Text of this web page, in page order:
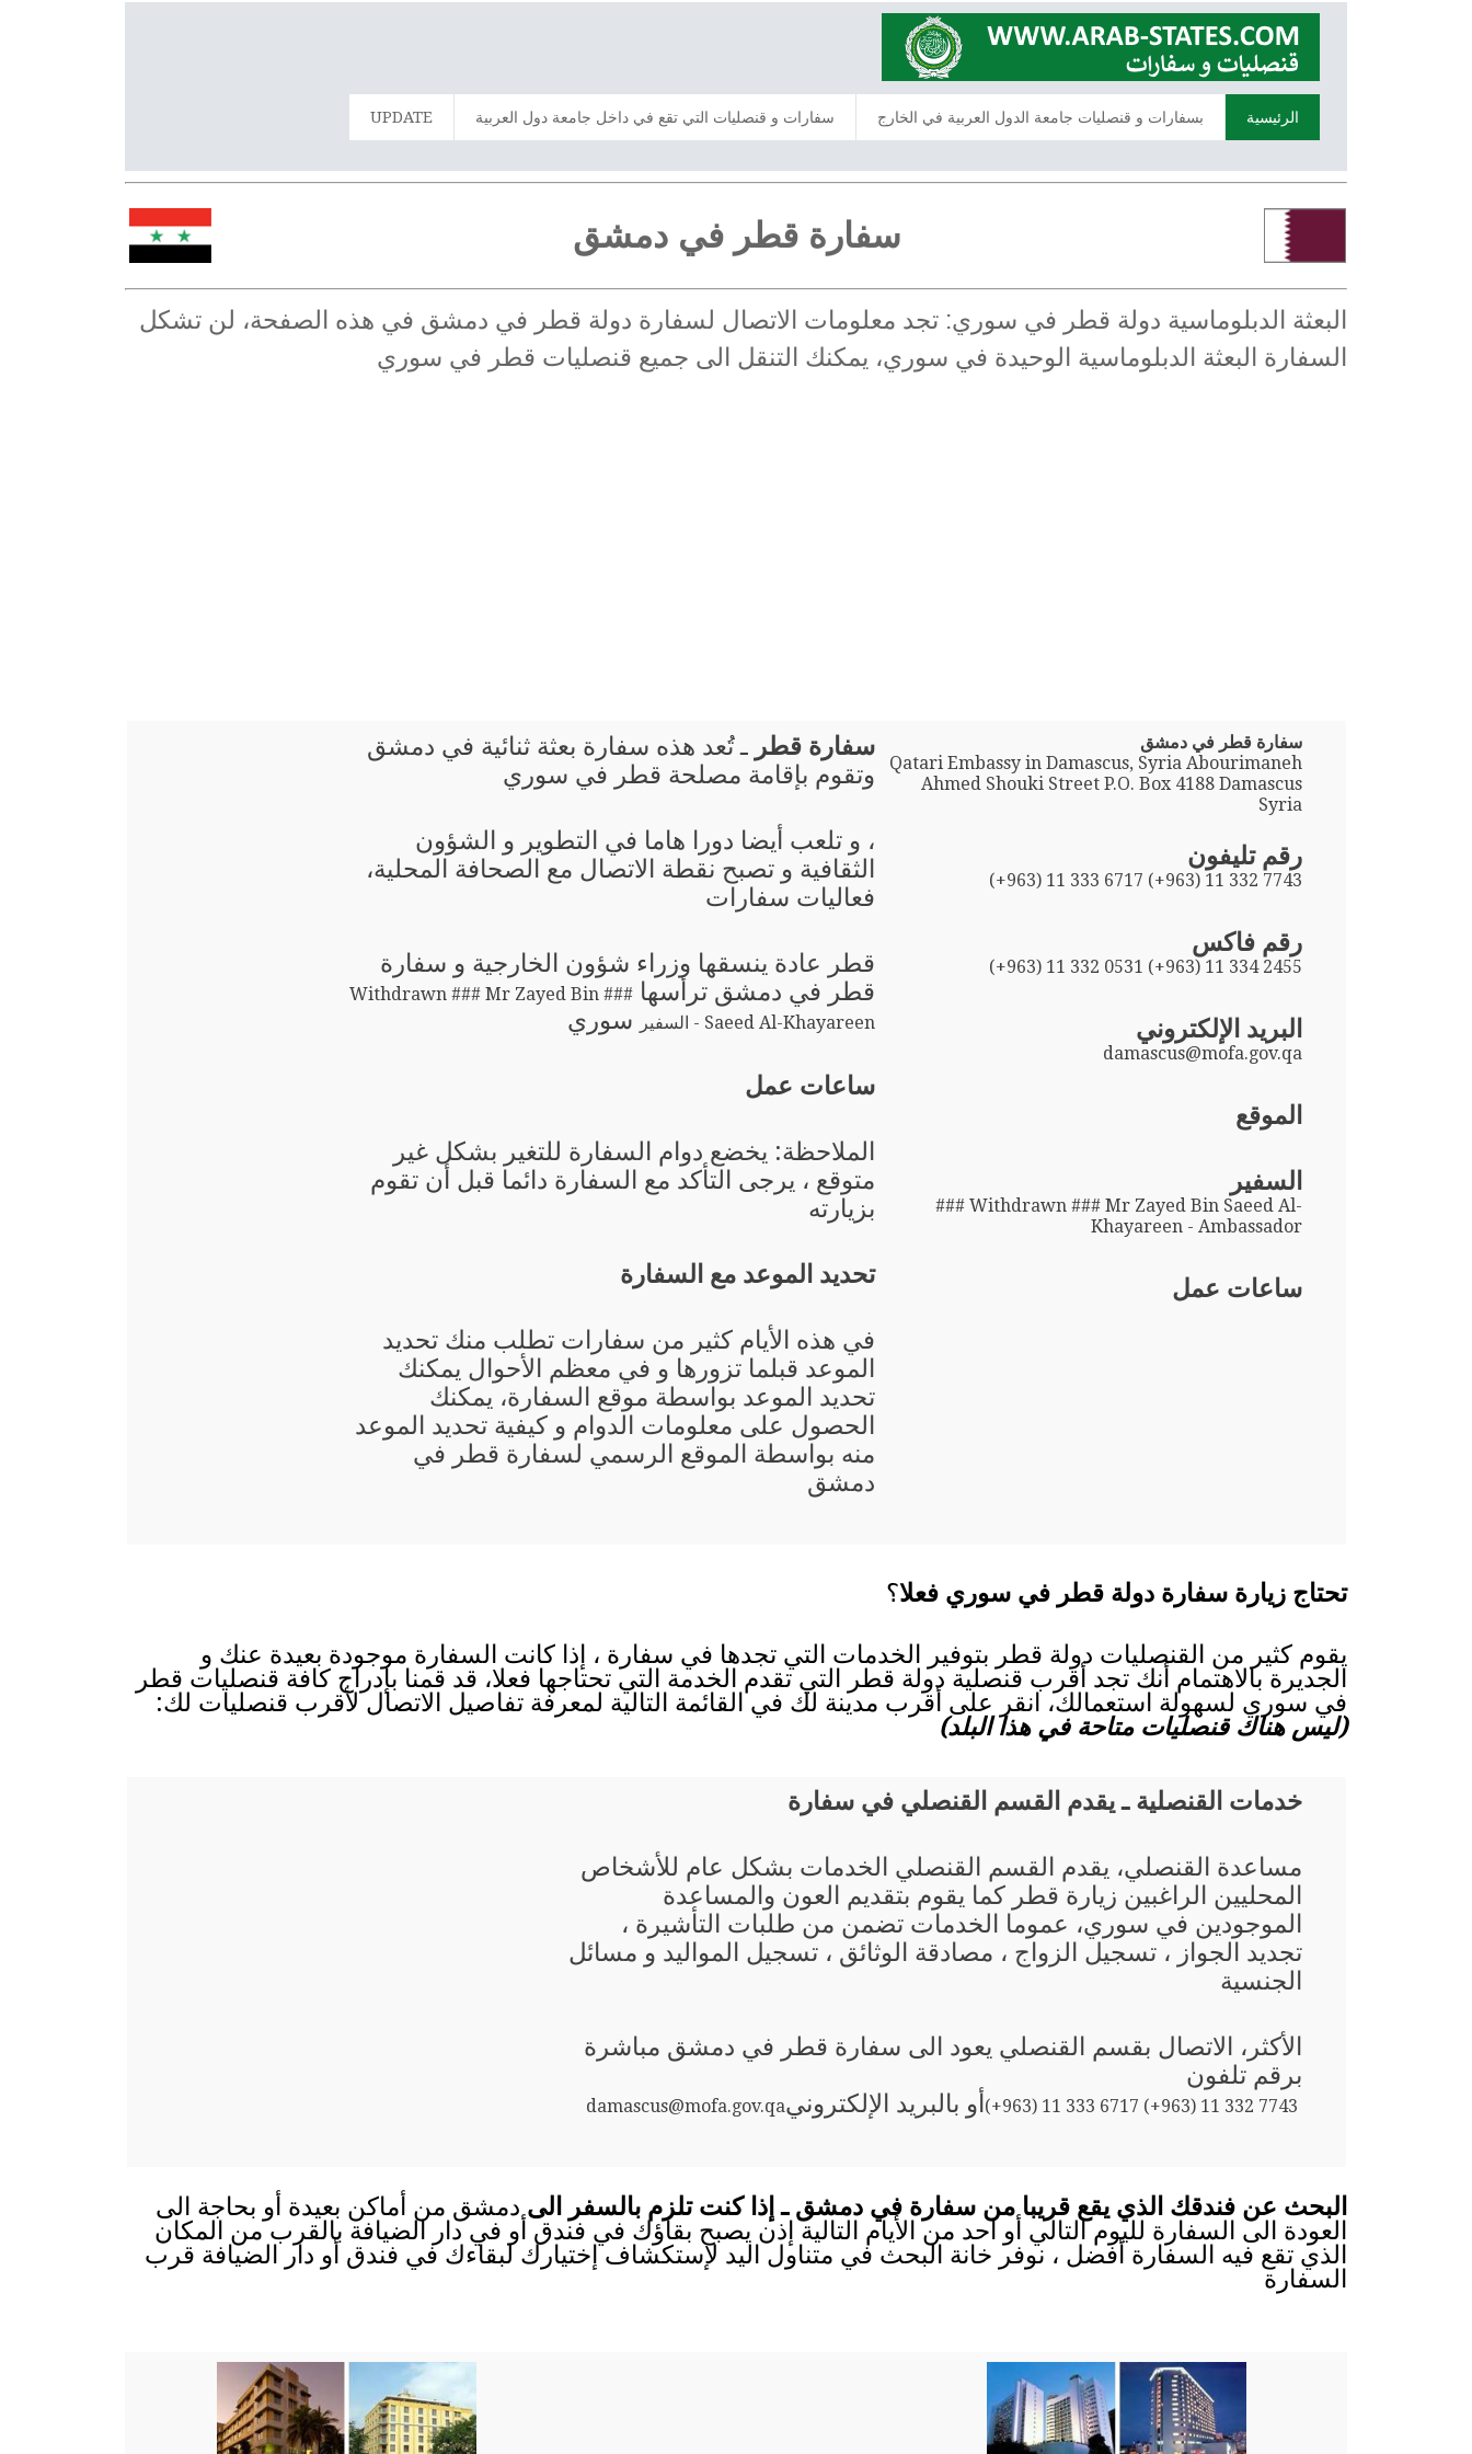
الرئيسية بسفارات و قنصليات جامعة الدول العربية في الخارج سفارات و قنصليات التي تقع في داخل جامعة دول العربية UPDATE
سفارة قطر في دمشق
البعثة الدبلوماسية دولة قطر في سوري: تجد معلومات الاتصال لسفارة دولة قطر في دمشق في هذه الصفحة، لن تشكل
السفارة البعثة الدبلوماسية الوحيدة في سوري، يمكنك التنقل الى جميع قنصليات قطر في سوري
سفارة قطر في دمشق
Qatari Embassy in Damascus, Syria Abourimaneh
Ahmed Shouki Street P.O. Box 4188 Damascus
Syria
رقم تليفون
(+963) 11 333 6717 (+963) 11 332 7743
رقم فاكس
(+963) 11 332 0531 (+963) 11 334 2455
البريد الإلكتروني
damascus@mofa.gov.qa
الموقع
السفير
### Withdrawn ### Mr Zayed Bin Saeed Al-
Khayareen - Ambassador
ساعات عمل
سفارة قطر ـ تُعد هذه سفارة بعثة ثنائية في دمشق
وتقوم بإقامة مصلحة قطر في سوري
، و تلعب أيضا دورا هاما في التطوير و الشؤون
الثقافية و تصبح نقطة الاتصال مع الصحافة المحلية،
فعاليات سفارات
قطر عادة ينسقها وزراء شؤون الخارجية و سفارة
قطر في دمشق ترأسها
### Withdrawn ### Mr Zayed Bin
Saeed Al-Khayareen - السفير
سوري
ساعات عمل
الملاحظة: يخضع دوام السفارة للتغير بشكل غير
متوقع ، يرجى التأكد مع السفارة دائما قبل أن تقوم
بزيارته
تحديد الموعد مع السفارة
في هذه الأيام كثير من سفارات تطلب منك تحديد
الموعد قبلما تزورها و في معظم الأحوال يمكنك
تحديد الموعد بواسطة موقع السفارة، يمكنك
الحصول على معلومات الدوام و كيفية تحديد الموعد
منه بواسطة الموقع الرسمي لسفارة قطر في
دمشق
تحتاج زيارة سفارة دولة قطر في سوري فعلا؟
يقوم كثير من القنصليات دولة قطر بتوفير الخدمات التي تجدها في سفارة ، إذا كانت السفارة موجودة بعيدة عنك و
الجديرة بالاهتمام أنك تجد أقرب قنصلية دولة قطر التي تقدم الخدمة التي تحتاجها فعلا، قد قمنا بإدراج كافة قنصليات قطر
في سوري لسهولة استعمالك، انقر على أقرب مدينة لك في القائمة التالية لمعرفة تفاصيل الاتصال لأقرب قنصليات لك:
(ليس هناك قنصليات متاحة في هذا البلد)
خدمات القنصلية ـ يقدم القسم القنصلي في سفارة
مساعدة القنصلي، يقدم القسم القنصلي الخدمات بشكل عام للأشخاص
المحليين الراغبين زيارة قطر كما يقوم بتقديم العون والمساعدة
الموجودين في سوري، عموما الخدمات تضمن من طلبات التأشيرة ،
تجديد الجواز ، تسجيل الزواج ، مصادقة الوثائق ، تسجيل المواليد و مسائل
الجنسية
الأكثر، الاتصال بقسم القنصلي يعود الى سفارة قطر في دمشق مباشرة
برقم تلفون
(+963) 11 333 6717 (+963) 11 332 7743أو بالبريد الإلكترونيdamascus@mofa.gov.qa
البحث عن فندقك الذي يقع قريبا من سفارة في دمشق ـ إذا كنت تلزم بالسفر الى دمشق من أماكن بعيدة أو بحاجة الى
العودة الى السفارة لليوم التالي أو احد من الأيام التالية إذن يصبح بقاؤك في فندق أو في دار الضيافة بالقرب من المكان
الذي تقع فيه السفارة أفضل ، نوفر خانة البحث في متناول اليد لإستكشاف إختيارك لبقاءك في فندق أو دار الضيافة قرب
السفارة